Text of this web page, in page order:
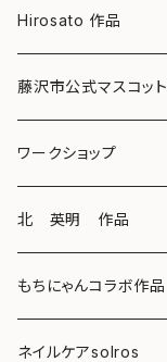
クリアファイル
マグカップ
スマホケース
キーホルダー
バッグ
Tシャツ
Hirosato 作品
藤沢市公式マスコッ
クリアファイル
ボールペン
キーホルダー
マグネット
ワークショップ
海レジンアートボード
レジンチャーム
サンキャッチャー
北 英明 作品
ポストカード
もちにゃんコラボ作品
ネイルケアsolros